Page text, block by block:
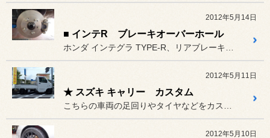
2012年5月14日
■ インテR ブレーキオーバーホール
2012年5月11日
★ スズキ キャリー カスタム
2012年5月10日